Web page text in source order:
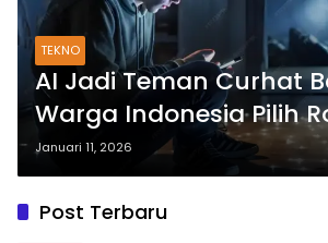
TEKNO
AI Jadi Teman Curhat
Warga Indonesia Pilih
Sedih
Januari 11, 2026
Post Terbaru